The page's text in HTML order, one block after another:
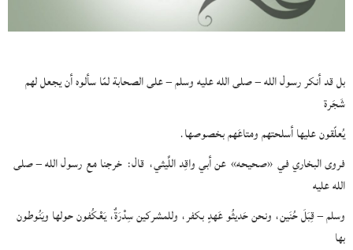
بل قد أنكر رسول الله – صلى الله عليه وسلم – على الصحابة لمّا سألوه أن يجعل لهم
شَجَرة
يُعلّقون عليها أسلحتهم ومتاعَهم بخصوصها.
فروى البخاري في «صحيحه» عن أبي واقِد اللَّيثي، قال: خرجنا مع رسول الله – صلى
الله عليه
وسلم – قِبَلَ حُنَين، ونحن حَديثُو عَهدٍ بكفر، وللمشركين سِدْرَةٌ، يَعْكُفون حولها ويَنُوطون
بها